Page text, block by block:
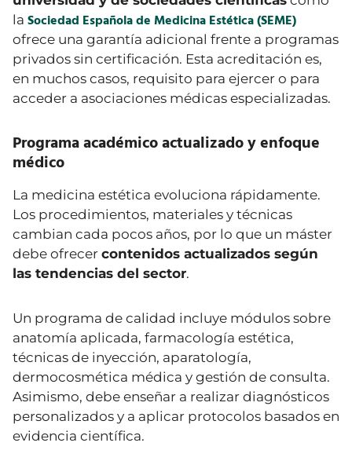
la Sociedad Española de Medicina Estética (SEME)
ofrece una garantía adicional frente a programas
privados sin certificación. Esta acreditación es,
en muchos casos, requisito para ejercer o para
acceder a asociaciones médicas especializadas.
Programa académico actualizado y enfoque
médico
La medicina estética evoluciona rápidamente.
Los procedimientos, materiales y técnicas
cambian cada pocos años, por lo que un máster
debe ofrecer contenidos actualizados según
las tendencias del sector.
Un programa de calidad incluye módulos sobre
anatomía aplicada, farmacología estética,
técnicas de inyección, aparatología,
dermocosmética médica y gestión de consulta.
Asimismo, debe enseñar a realizar diagnósticos
personalizados y a aplicar protocolos basados en
evidencia científica.